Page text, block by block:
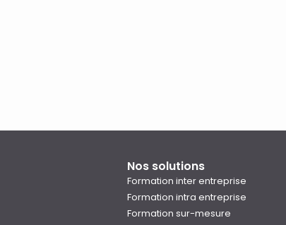
Nos solutions
Formation inter entreprise
Formation intra entreprise
Formation sur-mesure